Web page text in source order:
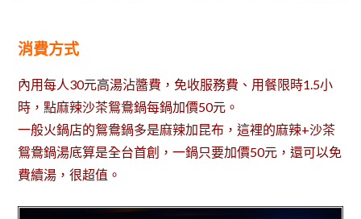
消費方式
內用每人30元高湯沾醬費，免收服務費、用餐限時1.5小
時，點麻辣沙茶鴛鴦鍋每鍋加價50元。
一般火鍋店的鴛鴦鍋多是麻辣加昆布，這裡的麻辣+沙茶
鴛鴦鍋湯底算是全台首創，一鍋只要加價50元，還可以免
費續湯，很超值。